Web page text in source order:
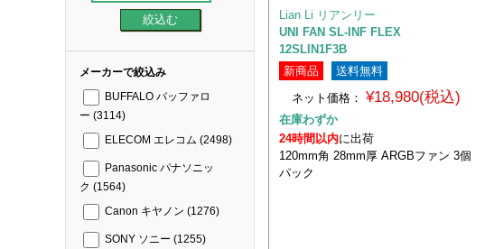
メーカーで絞込み
BUFFALO バッファロ
ー (3114)
ELECOM エレコム (2498)
Panasonic パナソニッ
ク (1564)
Canon キヤノン (1276)
SONY ソニー (1255)
Lian Li リアンリー
UNI FAN SL-INF FLEX
12SLIN1F3B
新商品
送料無料
ネット価格：
¥18,980(税込)
在庫わずか
24時間以内に出荷
120mm角 28mm厚 ARGBファン 3個
パック